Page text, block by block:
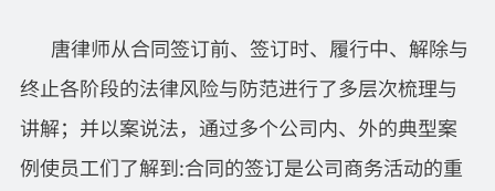
唐律师从合同签订前、签订时、履行中、解除与
终止各阶段的法律风险与防范进行了多层次梳理与
讲解；并以案说法，通过多个公司内、外的典型案
例使员工们了解到:合同的签订是公司商务活动的重